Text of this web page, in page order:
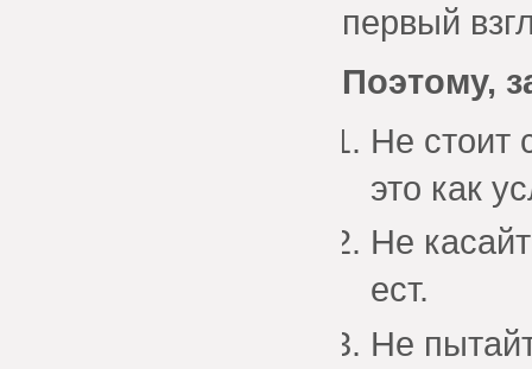
первый
Поэтому,
Не стоит
это как
Не
ест.
Не